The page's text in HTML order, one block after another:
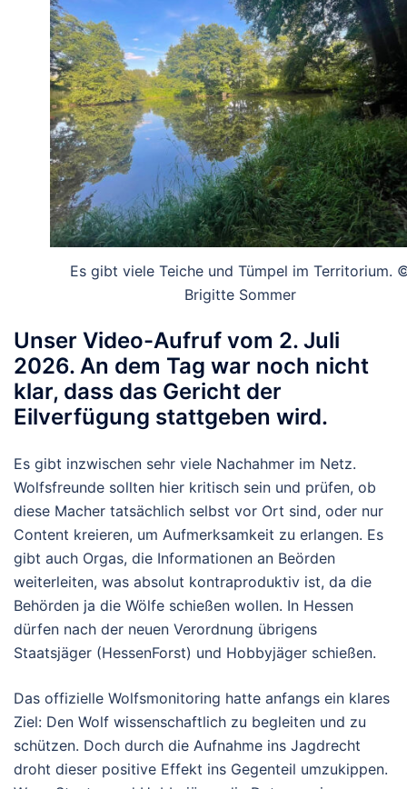
Es gibt viele Teiche und Tümpel im Territorium.
Brigitte Sommer
Unser Video-Aufruf vom 2. Juli
2026. An dem Tag war noch nicht
klar, dass das Gericht der
Eilverfügung stattgeben wird.
Es gibt inzwischen sehr viele Nachahmer im Netz.
Wolfsfreunde sollten hier kritisch sein und prüfen, ob
diese Macher tatsächlich selbst vor Ort sind, oder nur
Content kreieren, um Aufmerksamkeit zu erlangen. Es
gibt auch Orgas, die Informationen an Beörden
weiterleiten, was absolut kontraproduktiv ist, da die
Behörden ja die Wölfe schießen wollen. In Hessen
dürfen nach der neuen Verordnung übrigens
Staatsjäger (HessenForst) und Hobbyjäger schießen.
Das offizielle Wolfsmonitoring hatte anfangs ein klares
Ziel: Den Wolf wissenschaftlich zu begleiten und zu
schützen. Doch durch die Aufnahme ins Jagdrecht
droht dieser positive Effekt ins Gegenteil umzukippen.